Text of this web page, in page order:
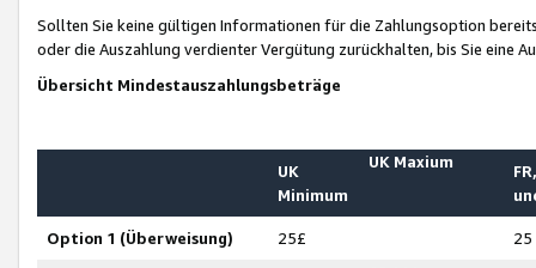
Sollten Sie keine gültigen Informationen für die Zahlungsoption
oder die Auszahlung verdienter Vergütung zurückhalten, bis Sie
Übersicht Mindestauszahlungsbeträge
UK
Minimum
UK Maxium
Option 1 (Überweisung) 25£ 25